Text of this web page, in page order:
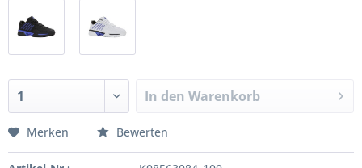
In den Warenkorb
Merken Bewerten